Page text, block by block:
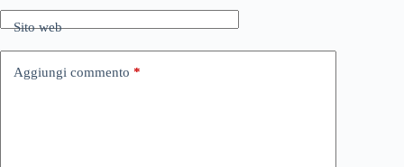
Sito web
Aggiungi commento *